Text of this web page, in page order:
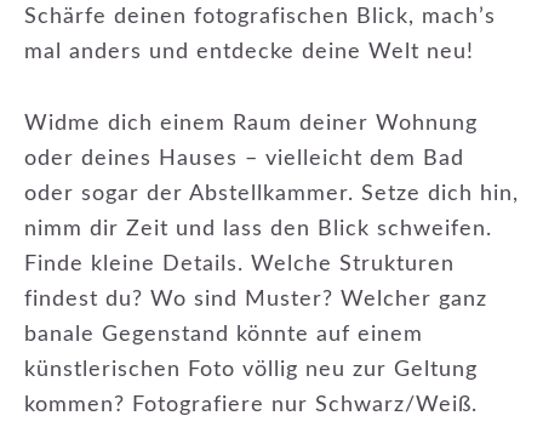
Schärfe deinen fotografischen Blick, mach’s
mal anders und entdecke deine Welt neu!
Widme dich einem Raum deiner Wohnung
oder deines Hauses – vielleicht dem Bad
oder sogar der Abstellkammer. Setze dich hin,
nimm dir Zeit und lass den Blick schweifen.
Finde kleine Details. Welche Strukturen
findest du? Wo sind Muster? Welcher ganz
banale Gegenstand könnte auf einem
künstlerischen Foto völlig neu zur Geltung
kommen? Fotografiere nur Schwarz/Weiß.